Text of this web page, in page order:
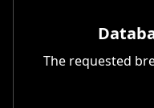
The requested